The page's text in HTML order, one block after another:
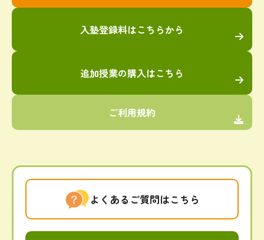
入塾登録料はこちらから
追加授業の購入はこちら
ご利用規約
よくあるご質問はこちら